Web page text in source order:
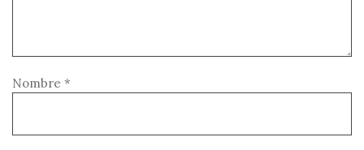
Nombre *